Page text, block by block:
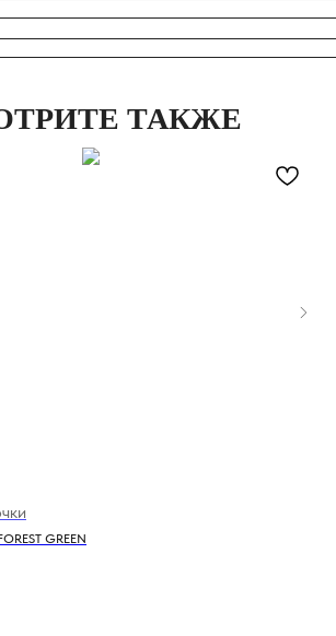
ТАКЖЕ
GREEN